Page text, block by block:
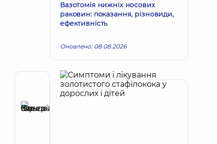
Автор
Іванова-
Вазотомія нижніх носових
раковин: показання, різновиди,
ефективність
Оновлено: 08.08.2026